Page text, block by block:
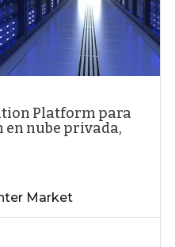
Platform para
nube privada,
Market